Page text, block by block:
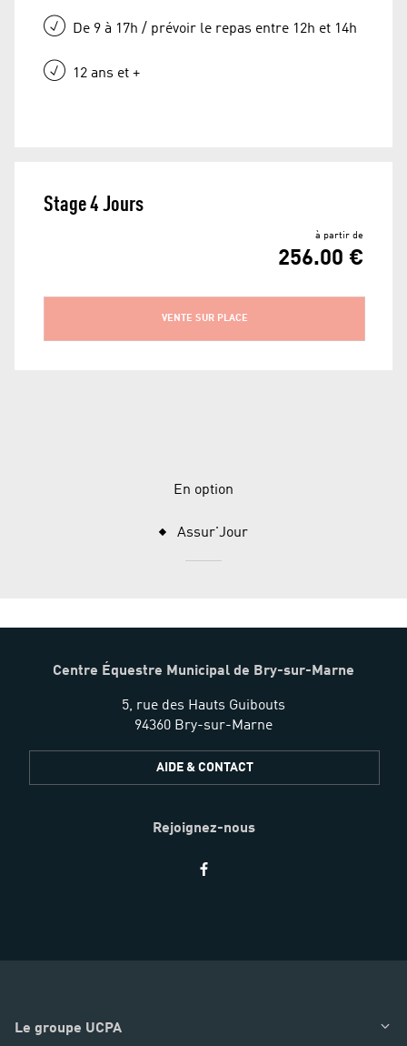
De 9 à 17h / prévoir le repas entre 12h et 14h
12 ans et +
Stage 4 Jours
à partir de
256.00 €
VENTE SUR PLACE
En option
Assur'Jour
Centre Équestre Municipal de Bry-sur-Marne
5, rue des Hauts Guibouts
94360 Bry-sur-Marne
AIDE & CONTACT
Rejoignez-nous
Le groupe UCPA